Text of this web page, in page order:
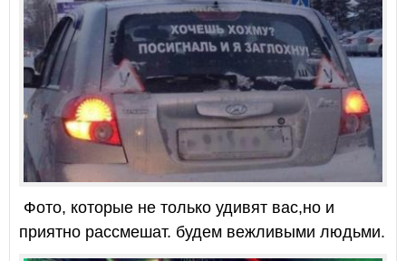
Фото, которые не только удивят вас,но и
приятно рассмешат. будем вежливыми людьми.